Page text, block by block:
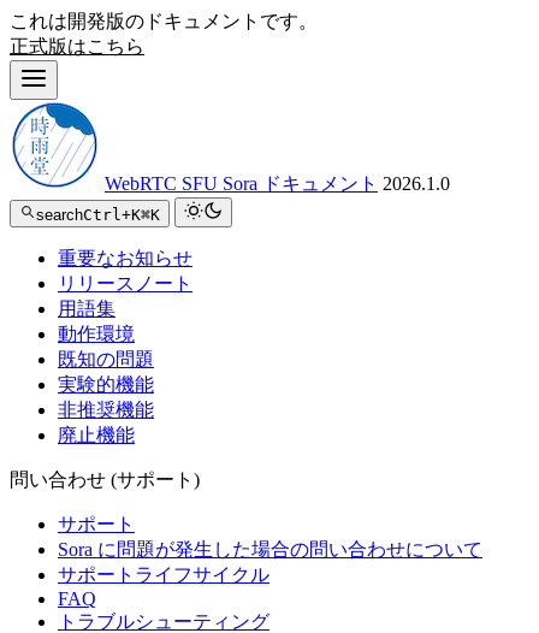
これは開発版のドキュメントです。
正式版はこちら
WebRTC SFU Sora ドキュメント 2026.1.0
searchCtrl+K⌘K
重要なお知らせ
リリースノート
用語集
動作環境
既知の問題
実験的機能
非推奨機能
廃止機能
問い合わせ (サポート)
サポート
Sora に問題が発生した場合の問い合わせについて
サポートライフサイクル
FAQ
トラブルシューティング